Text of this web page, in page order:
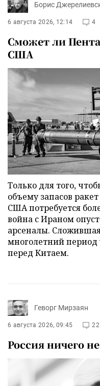
Борис
6 августа 2026, 12:14 4
Сможет ли
США
Только для того,
объему запасов
США потребуется
война с Ираном
арсеналы.
многолетний
перед Китаем.
Геворг Мирзаян
6 августа 2026, 09:45 22
Россия ничего